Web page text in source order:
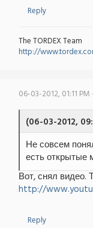
Reply
The TORDEX Team
http://
06-03-2012, 01:11 PM
(06-03-2012,
Не совсем
есть открытые
Вот, снял видео.
http://
Reply